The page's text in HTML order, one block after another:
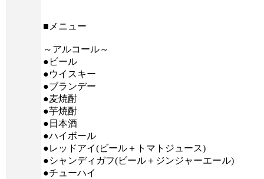
■メニュー
～アルコール～
●ビール
●ウイスキー
●ブランデー
●麦焼酎
●芋焼酎
●日本酒
●ハイボール
●レッドアイ(ビール＋トマトジュース)
●シャンディガフ(ビール＋ジンジャーエール)
●チューハイ